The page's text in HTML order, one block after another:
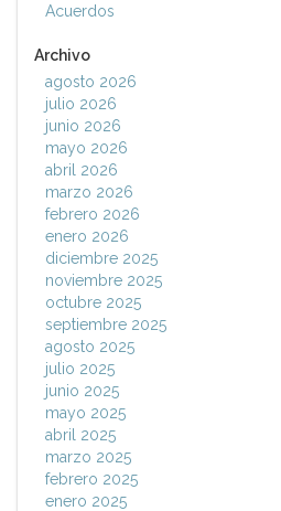
Acuerdos
Archivo
agosto 2026
julio 2026
junio 2026
mayo 2026
abril 2026
marzo 2026
febrero 2026
enero 2026
diciembre 2025
noviembre 2025
octubre 2025
septiembre 2025
agosto 2025
julio 2025
junio 2025
mayo 2025
abril 2025
marzo 2025
febrero 2025
enero 2025